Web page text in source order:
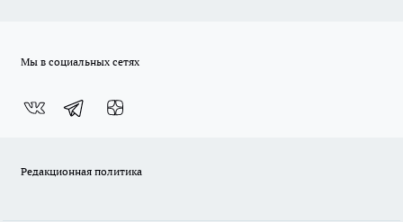
Мы в социальных сетях
Редакционная политика